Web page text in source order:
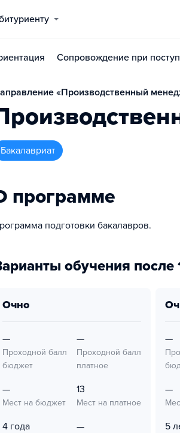
Сопровождение при
«Производственный
бакалавриат
программе
подготовки бакалавров.
обучения после
очно
—
Проходной балл
бюджет
—
Проходной балл
платное
—
Мест на бюджет
13
Мест на платное
4 года —
—
—
5